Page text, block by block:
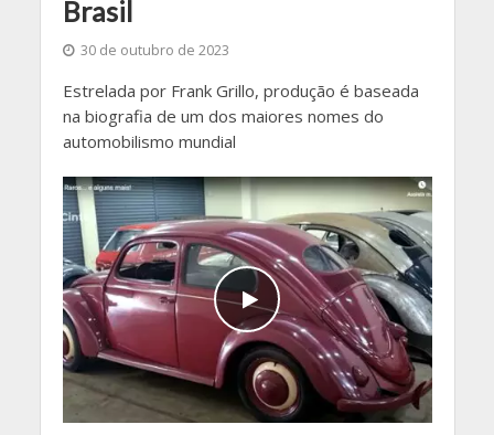
Brasil
30 de outubro de 2023
Estrelada por Frank Grillo, produção é baseada
na biografia de um dos maiores nomes do
automobilismo mundial